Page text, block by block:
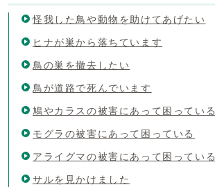
怪我した鳥や動物を助けてあげたい
ヒナが巣から落ちています
鳥の巣を撤去したい
鳥が道路で死んでいます
鳩やカラスの被害にあって困っている
モグラの被害にあって困っている
アライグマの被害にあって困っている
サルを見かけました